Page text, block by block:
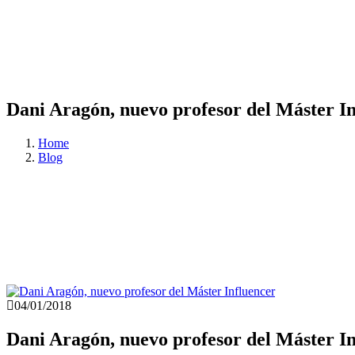
Dani Aragón, nuevo profesor del Máster
Home
Blog
04/01/2018
Dani Aragón, nuevo profesor del Máster